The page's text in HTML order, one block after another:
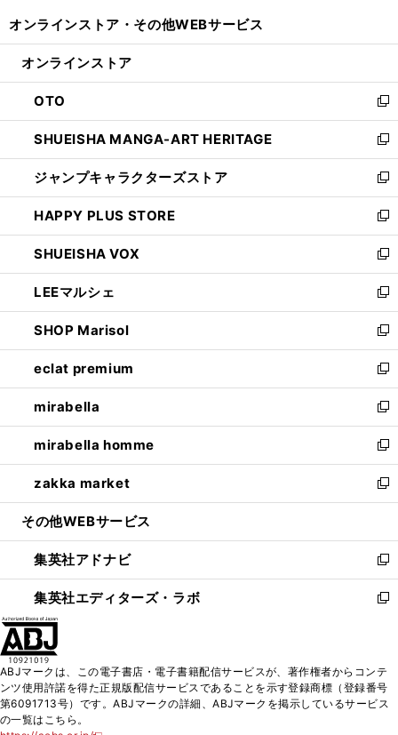
開
ン
ウ
で
開
く
ウ
ン
ド
ウ
で
開
く
オンラインストア・ その他WEBサービス
オンラインストア
OTO
新
し
い
ウ
ィ
ン
ド
ウ
で
開
く
SHUEISHA MANGA-ART HERITAGE
新
し
い
ウ
ィ
ン
ド
ウ
で
開
く
ジャンプキャラクターズストア
新
し
い
ウ
ィ
ン
ド
ウ
で
開
く
HAPPY PLUS STORE
新
し
い
ウ
ィ
ン
ド
ウ
で
開
く
SHUEISHA VOX
新
し
い
ウ
ィ
ン
ド
ウ
で
開
く
LEEマルシェ
新
し
い
ウ
ィ
ン
ド
ウ
で
開
く
SHOP Marisol
新
し
い
ウ
ィ
ン
ド
ウ
で
開
eclat premium
新
し
い
ウ
ィ
ン
ド
ウ
開
く
mirabella
新
し
い
ウ
ィ
ン
ウ
で
開
く
mirabella homme
新
し
い
ウ
ン
ド
ウ
で
zakka market
新
し
ウ
ィ
ン
ド
く
その他WEBサービス
集英社アドナビ
新
し
い
ド
ウ
で
集英社エディターズ・ラボ
新
ィ
ン
ド
ABJマークは、この電子書店・電子書籍配信サービスが、著作権者からコンテ
ンツ使用許諾を得た正規版配信サービスであることを示す登録商標（登録番号
第6091713号）です。ABJマークの詳細、ABJマークを掲示しているサービス
の一覧はこちら。